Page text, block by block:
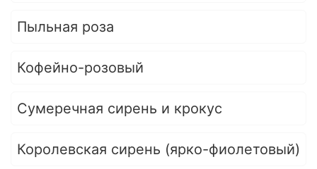
Пыльная роза
Кофейно-розовый
Сумеречная сирень и крокус
Королевская сирень (ярко-фиолетовый)